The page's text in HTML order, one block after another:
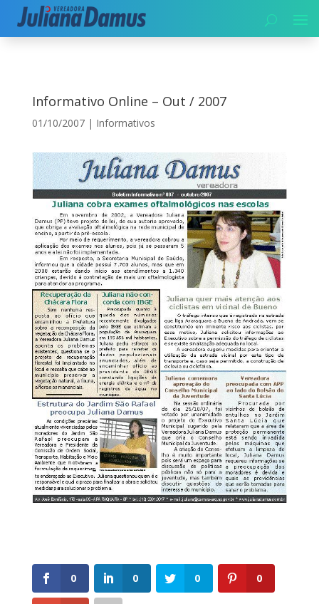
Início|Informativos|Informativo Online – Out / 2007
Informativo Online – Out / 2007
01/10/2007| Informativos
0 0 0 0